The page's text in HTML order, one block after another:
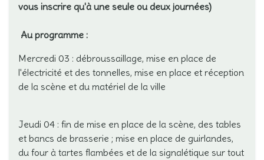
vous inscrire qu'à une seule ou deux journées)
Au programme :
Mercredi 03 : débroussaillage, mise en place de
l'électricité et des tonnelles, mise en place et réception
de la scène et du matériel de la ville
Jeudi 04 : fin de mise en place de la scène, des tables
et bancs de brasserie ; mise en place de guirlandes,
du four à tartes flambées et de la signalétique sur tout